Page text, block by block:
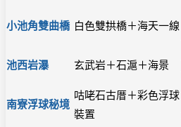
小池角雙曲橋 白色雙拱橋＋海天一線
池西岩瀑 玄武岩＋石滬＋海景
南寮浮球秘境
咕咾石古厝＋彩色浮球
裝置